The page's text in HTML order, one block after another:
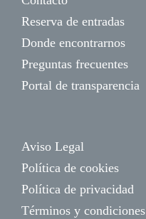
Reserva de entradas
Donde encontrarnos
Preguntas frecuentes
Portal de transparencia
Aviso Legal
Política de cookies
Política de privacidad
Términos y condiciones